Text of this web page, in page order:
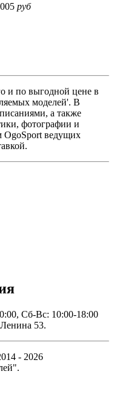
руб
и по выгодной цене в
моделей'. В
а также
фотографии и
OgoSport ведущих
Сб-Вс: 10:00-18:00
53.
- 2026